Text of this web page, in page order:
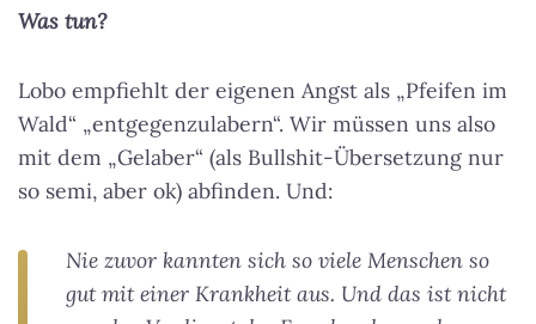
Was tun?
Lobo empfiehlt der eigenen Angst als „Pfeifen im
Wald“ „entgegenzulabern“. Wir müssen uns also
mit dem „Gelaber“ (als Bullshit-Übersetzung nur
so semi, aber ok) abfinden. Und:
Nie zuvor kannten sich so viele Menschen so
gut mit einer Krankheit aus. Und das ist nicht